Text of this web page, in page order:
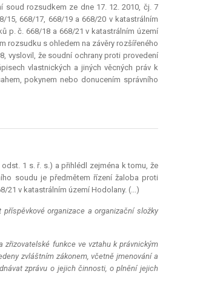
soud rozsudkem ze dne 17. 12. 2010, čj. 7
668/17, 668/19 a 668/20 v katastrálním
p. č. 668/18 a 668/21 v katastrálním území
rozsudku s ohledem na závěry rozšířeného
vyslovil, že soudní ochrany proti provedení
vlastnických a jiných věcných práv k
pokynem nebo donucením správního
1 s. ř. s.) a přihlédl zejména k tomu, že
soudu je předmětem řízení žaloba proti
21 v katastrálním území Hodolany. (...)
příspěvkové organizace a organizační složky
zřizovatelské funkce ve vztahu k právnickým
zvláštním zákonem, včetně jmenování a
zprávu o jejich činnosti, o plnění jejich